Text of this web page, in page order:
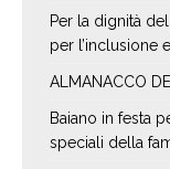
Per la dignità
per l’inclusione
ALMANACCO
Baiano in festa
speciali della